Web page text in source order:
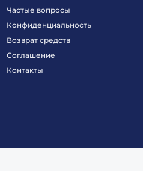
Частые вопросы
Конфиденциальность
Возврат средств
Соглашение
Контакты